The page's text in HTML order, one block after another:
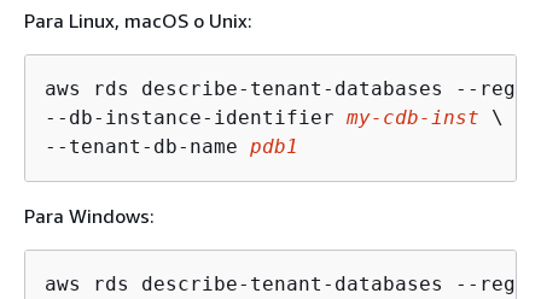
Para Linux, macOS o Unix:
aws rds describe-tenant-databases --
--db-instance-identifier my-cdb-inst \
--tenant-db-name pdb1
Para Windows:
aws rds describe-tenant-databases --